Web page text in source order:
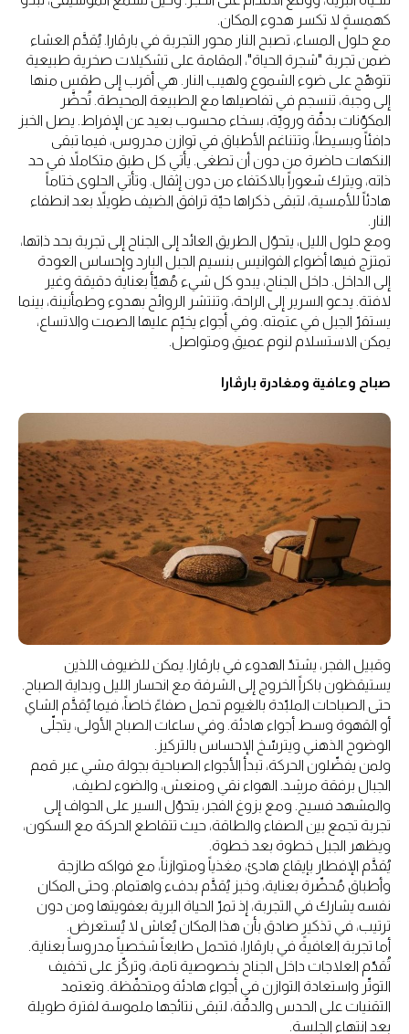
كهمسةٍ لا تكسر هدوء المكان.
مع حلول المساء، تصبح النار محور التجربة في بارڤارا. يُقدَّم العشاء
ضمن تجربة "شجرة الحياة"، المقامة على تشكيلات صخرية طبيعية
تتوهّج على ضوء الشموع ولهيب النار. هي أقرب إلى طقس منها
إلى وجبة، تنسجم في تفاصيلها مع الطبيعة المحيطة. تُحضَّر
المكوّنات بدقّة ورويّة، بسخاء محسوب بعيد عن الإفراط. يصل الخبز
دافئاً وبسيطاً، وتتناغم الأطباق في توازن مدروس، فيما تبقى
النكهات حاضرة من دون أن تطغى. يأتي كل طبق متكاملاً في حد
ذاته، ويترك شعوراً بالاكتفاء من دون إثقال. وتأتي الحلوى ختاماً
هادئاً للأمسية، لتبقى ذكراها حيّة ترافق الضيف طويلاً بعد انطفاء
النار.
ومع حلول الليل، يتحوّل الطريق العائد إلى الجناح إلى تجربة بحد ذاتها،
تمتزج فيها أضواء الفوانيس بنسيم الجبل البارد وإحساس العودة
إلى الداخل. داخل الجناح، يبدو كل شيء مُهيّأ بعناية دقيقة وغير
لافتة. يدعو السرير إلى الراحة، وتنتشر الروائح بهدوء وطمأنينة، بينما
يستقرّ الجبل في عتمته. وفي أجواء يخيّم عليها الصمت والاتساع،
يمكن الاستسلام لنوم عميق ومتواصل.
صباح وعافية ومغادرة بارڤارا
وقبيل الفجر، يشتدّ الهدوء في بارڤارا. يمكن للضيوف اللذين
يستيقظون باكراً الخروج إلى الشرفة مع انحسار الليل وبداية الصباح.
حتى الصباحات الملبّدة بالغيوم تحمل صفاءً خاصاً، فيما يُقدَّم الشاي
أو القهوة وسط أجواء هادئة. وفي ساعات الصباح الأولى، يتجلّى
الوضوح الذهني ويترسّخ الإحساس بالتركيز.
ولمن يفضّلون الحركة، تبدأ الأجواء الصباحية بجولة مشي عبر قمم
الجبال برفقة مرشِد. الهواء نقي ومنعش، والضوء لطيف،
والمشهد فسيح. ومع بزوغ الفجر، يتحوّل السير على الحواف إلى
تجربة تجمع بين الصفاء والطاقة، حيث تتقاطع الحركة مع السكون،
ويظهر الجبل خطوة بعد خطوة.
يُقدَّم الإفطار بإيقاع هادئ، مغذياً ومتوازناً، مع فواكه طازجة
وأطباق مُحضّرة بعناية، وخبز يُقدَّم بدفء واهتمام. وحتى المكان
نفسه يشارك في التجربة، إذ تمرّ الحياة البرية بعفويتها ومن دون
ترتيب، في تذكيرٍ صادق بأن هذا المكان يُعاش لا يُستعرض.
أما تجربة العافية في بارڤارا، فتحمل طابعاً شخصياً مدروساً بعناية.
تُقدّم العلاجات داخل الجناح بخصوصية تامة، وتركّز على تخفيف
التوتّر واستعادة التوازن في أجواء هادئة ومتحفّظة. وتعتمد
التقنيات على الحدس والدقّة، لتبقى نتائجها ملموسة لفترة طويلة
بعد انتهاء الجلسة.